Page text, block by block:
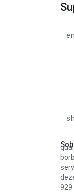
929